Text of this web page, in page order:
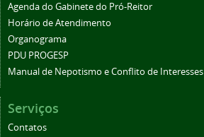
Agenda do Gabinete do Pró-Reitor
Horário de Atendimento
Organograma
PDU PROGESP
Manual de Nepotismo e Conflito de Interesses
Serviços
Contatos